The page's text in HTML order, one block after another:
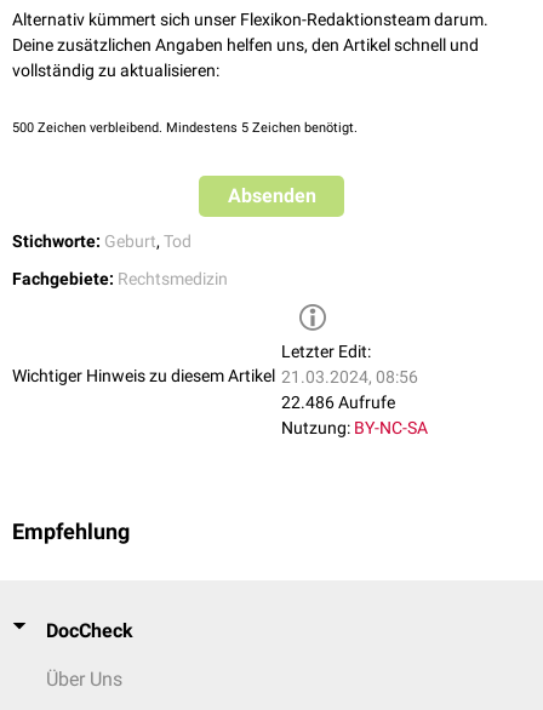
Traumen
Maternaler Diabetes mellitus
Eklampsie
Alternativ kümmert sich unser Flexikon-Redaktionsteam darum.
Deine zusätzlichen Angaben helfen uns, den Artikel schnell und
vollständig zu aktualisieren:
500 Zeichen verbleibend. Mindestens 5 Zeichen benötigt.
Absenden
Stichworte: Geburt, Tod
Fachgebiete: Rechtsmedizin
Wichtiger Hinweis zu diesem Artikel
Letzter Edit:
21.03.2024, 08:56
22.486 Aufrufe
Nutzung: BY-NC-SA
Empfehlung
DocCheck
Über Uns